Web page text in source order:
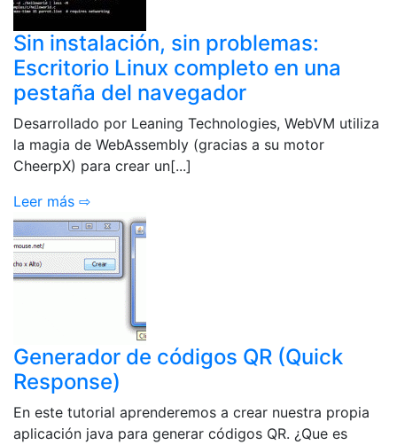
Sin instalación, sin problemas:
Escritorio Linux completo en una
pestaña del navegador
Desarrollado por Leaning Technologies, WebVM utiliza
la magia de WebAssembly (gracias a su motor
CheerpX) para crear un[...]
Leer más ⇨
Generador de códigos QR (Quick
Response)
En este tutorial aprenderemos a crear nuestra propia
aplicación java para generar códigos QR. ¿Que es